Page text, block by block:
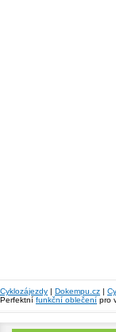
Cyklozájezdy | Dokempu.cz |
Perfektní funkční oblečení pro